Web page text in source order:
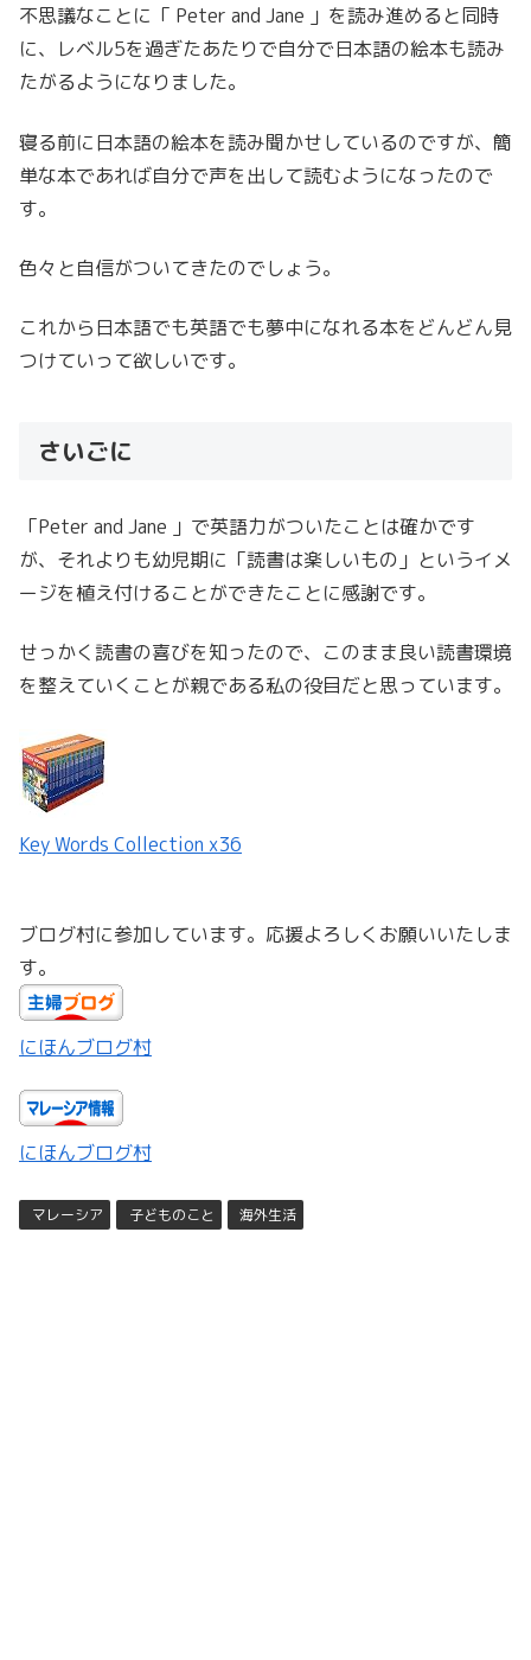
不思議なことに「 Peter and Jane 」を読み進めると同時
に、レベル5を過ぎたあたりで自分で日本語の絵本も読み
たがるようになりました。
寝る前に日本語の絵本を読み聞かせしているのですが、簡
単な本であれば自分で声を出して読むようになったので
す。
色々と自信がついてきたのでしょう。
これから日本語でも英語でも夢中になれる本をどんどん見
つけていって欲しいです。
さいごに
「Peter and Jane 」で英語力がついたことは確かです
が、それよりも幼児期に「読書は楽しいもの」というイメ
ージを植え付けることができたことに感謝です。
せっかく読書の喜びを知ったので、このまま良い読書環境
を整えていくことが親である私の役目だと思っています。
Key Words Collection x36
ブログ村に参加しています。応援よろしくお願いいたしま
す。
にほんブログ村
にほんブログ村
マレーシア 子どものこと 海外生活